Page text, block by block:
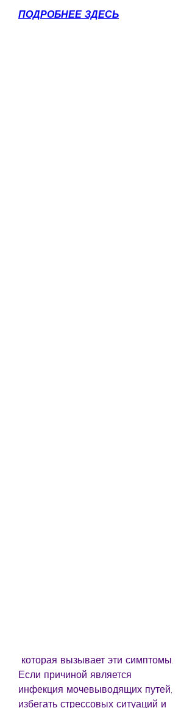
ПОДРОБНЕЕ ЗДЕСЬ
Если причиной является
инфекция мочевыводящих путей,
избегать стрессовых ситуаций и